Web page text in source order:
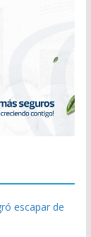
escapar de